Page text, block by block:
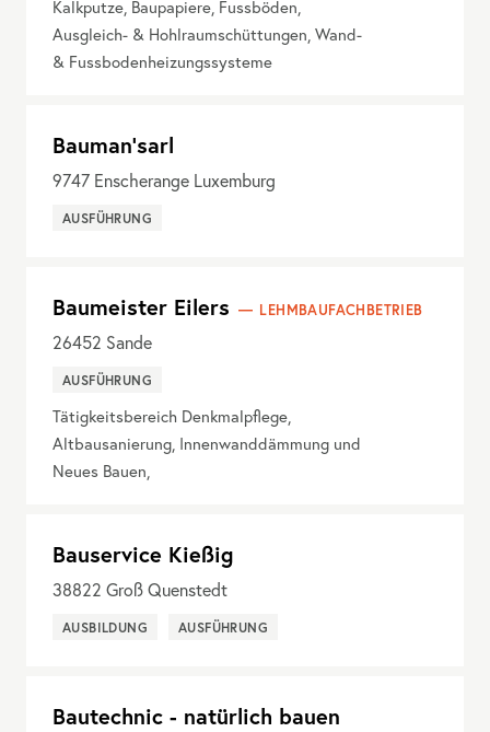
Kalkputze, Baupapiere, Fussböden,
Ausgleich- & Hohlraumschüttungen, Wand-
& Fussbodenheizungssysteme
Bauman'sarl
9747 Enscherange Luxemburg
AUSFÜHRUNG
Baumeister Eilers LEHMBAUFACHBETRIEB
26452 Sande
AUSFÜHRUNG
Tätigkeitsbereich Denkmalpflege,
Altbausanierung, Innenwanddämmung und
Neues Bauen,
Bauservice Kießig
38822 Groß Quenstedt
AUSBILDUNG AUSFÜHRUNG
Bautechnic - natürlich bauen